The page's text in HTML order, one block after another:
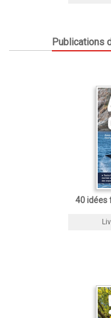
Publications
40 idées